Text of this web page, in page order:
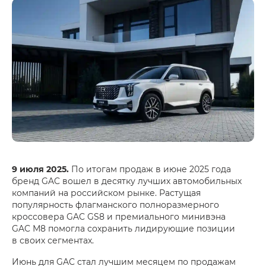
9 июля 2025. По итогам продаж в июне 2025 года
бренд GAC вошел в десятку лучших автомобильных
компаний на российском рынке. Растущая
популярность флагманского полноразмерного
кроссовера GAC GS8 и премиального минивэна
GAC М8 помогла сохранить лидирующие позиции
в своих сегментах.
Июнь для GAC стал лучшим месяцем по продажам